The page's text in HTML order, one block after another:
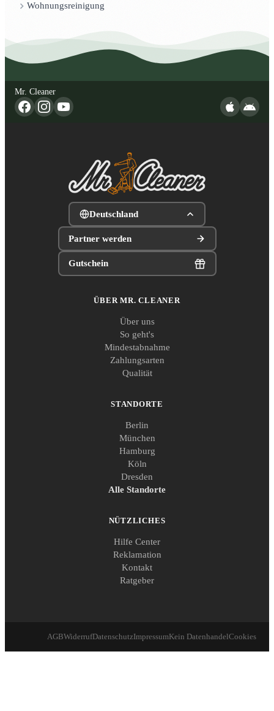
Wohnungsreinigung
Mr. Cleaner
Deutschland
Partner werden
Gutschein
ÜBER MR. CLEANER
Über uns
So geht's
Mindestabnahme
Zahlungsarten
Qualität
STANDORTE
Berlin
München
Hamburg
Köln
Dresden
Alle Standorte
NÜTZLICHES
Hilfe Center
Reklamation
Kontakt
Ratgeber
AGBWiderrufDatenschutzImpressumKein DatenhandelCookies